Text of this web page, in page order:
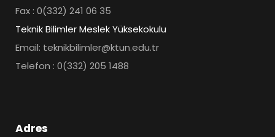
Fax : 0(332) 241 06 35
Teknik Bilimler Meslek Yüksekokulu
Email: teknikbilimler@ktun.edu.tr
Telefon : 0(332) 205 1488
Adres